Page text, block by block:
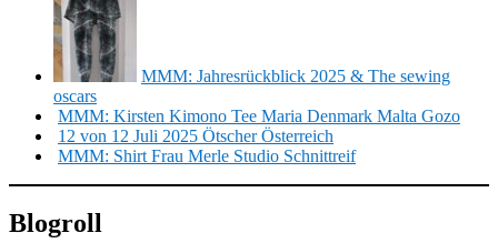
MMM: Jahresrückblick 2025 & The sewing
oscars
MMM: Kirsten Kimono Tee Maria Denmark Malta Gozo
12 von 12 Juli 2025 Ötscher Österreich
MMM: Shirt Frau Merle Studio Schnittreif
Blogroll